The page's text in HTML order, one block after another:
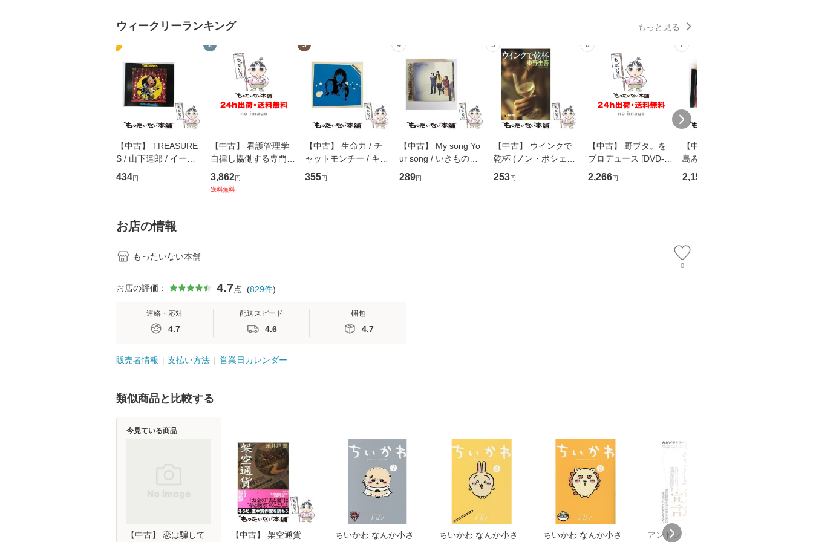
ウィークリーランキング もっと見る
1
【中古】 TREASURE
S / 山下達郎 / イース
トウエスト・ジャパン
[CD]【メール便送料無
434円
2
【中古】 看護管理学
自律し協働する専門職
の看護マネジメントス
キル 改訂第3版 (看護
3,862円
送料無料
3
【中古】 生命力 / チ
ャットモンチー / キュ
ーンレコード [CD]
【メール便送料無料】
355円
4
【中古】 My song Yo
ur song / いきものが
かり / [CD]【メール便
送料無料】
289円
5
【中古】 ウインクで
乾杯 (ノン・ポシェッ
ト) / 東野圭吾 / 祥伝
社 [文庫]【メール便送
253円
6
【中古】 野ブタ。を
プロデュース [DVD-B
OX] / バップ [DVD]
【メール便送料無料】
2,266円
7
【中古】 寒水魚 / 中
島みゆき / [CD]【メー
ル便送料無料】
2,150
お店の情報
もったいない本舗
0
お店の評価： 4.7点 (829件)
連絡・応対
4.7
配送スピード
4.6
梱包
4.7
販売者情報 支払い方法 営業日カレンダー
類似商品と比較する
【中古】 恋は騙して
今見ている商品
【中古】 架空通貨 ちいかわ なんか小さ ちいかわ なんか小さ ちいかわ なんか小さ アンドレ・ブルトン